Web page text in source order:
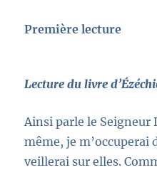
Première lecture
Lecture du livre
Ainsi parle le Seigneur
même, je m’occuperai
veillerai sur elles.